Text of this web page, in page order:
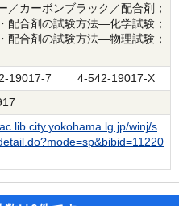
／カーボンブラック／配合剤；
配合剤の試験方法―化学試験；
配合剤の試験方法―物理試験；
19017-7 4-542-19017-X
winj/s